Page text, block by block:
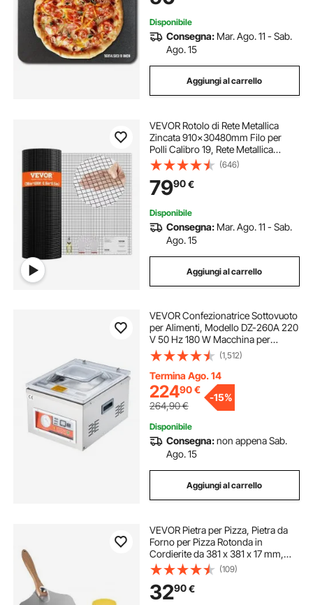
Disponibile
Consegna: Mar. Ago. 11 - Sab.
Ago. 15
Aggiungi al carrello
VEVOR Rotolo di Rete Metallica
Zincata 910x30480mm Filo per
Polli Calibro 19, Rete Metallica
Rivestita in Vinile per Recinzioni per
Pollai, Recinzioni per Serpenti per
Conigli, Recinti per Pollame
(646)
7990€
Disponibile
Consegna: Mar. Ago. 11 - Sab.
Ago. 15
Aggiungi al carrello
VEVOR Confezionatrice Sottovuoto
per Alimenti, Modello DZ-260A 220
V 50 Hz 180 W Macchina per
Sottovuoto per Alimenti, Frutta,
Sottaceti, Materiali da Restauro,
Elementi Elettronici e Metalli Rari
(1,512)
Termina Ago. 14
22490€
264,90€
-15%
Disponibile
Consegna:non appena Sab.
Ago. 15
Aggiungi al carrello
VEVOR Pietra per Pizza, Pietra da
Forno per Pizza Rotonda in
Cordierite da 381 x 381 x 17 mm,
con Pala in Alluminio, Cordierite
Resistente al Calore, per Forno da
Cucina, Cottura di Pane
(109)
3290€